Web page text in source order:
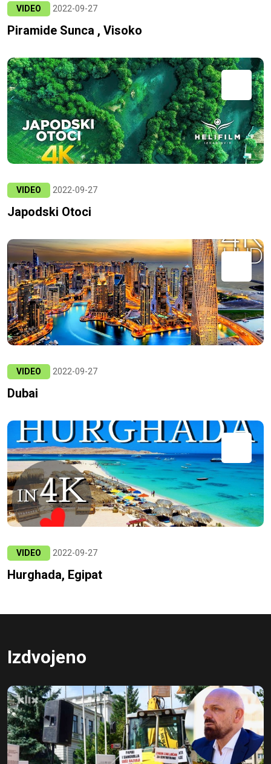
VIDEO 2022-09-27
Piramide Sunca , Visoko
VIDEO 2022-09-27
Japodski Otoci
VIDEO 2022-09-27
Dubai
VIDEO 2022-09-27
Hurghada, Egipat
Izdvojeno